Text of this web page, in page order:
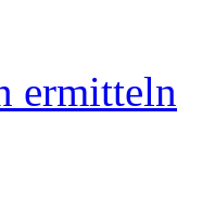
ermitteln